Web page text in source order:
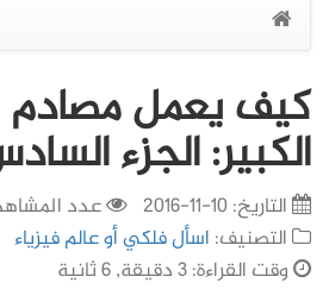
كيف يعمل مصادم
الكبير: الجزء
التاريخ:10-11-2016
عدد
التصنيف: اسأل فلكي أو عالم فيزياء
وقت القراءة: 3 دقيقة, 6 ثانية